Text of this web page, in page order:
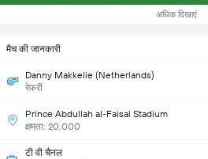
अधिक दिखाएं
मैच की जानकारी
Danny Makkelie (Netherlands)
रेफरी
Prince Abdullah al-Faisal Stadium
क्षमता: 20,000
टी वी चैनल